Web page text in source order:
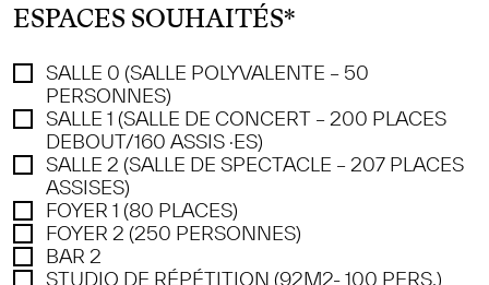
ESPACES SOUHAITÉS*
SALLE 0 (SALLE POLYVALENTE – 50
PERSONNES)
SALLE 1 (SALLE DE CONCERT – 200 PLACES
DEBOUT/160 ASSIS ·ES)
SALLE 2 (SALLE DE SPECTACLE – 207 PLACES
ASSISES)
FOYER 1 (80 PLACES)
FOYER 2 (250 PERSONNES)
BAR 2
STUDIO DE RÉPÉTITION (92M2- 100 PERS.)